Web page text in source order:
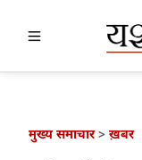
मुख्य समाचार> ख़बर